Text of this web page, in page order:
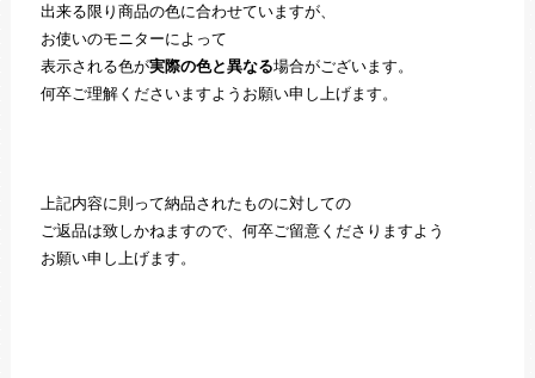
出来る限り商品の色に合わせていますが、
お使いのモニターによって
表示される色が実際の色と異なる場合がございます。
何卒ご理解くださいますようお願い申し上げます。
上記内容に則って納品されたものに対しての
ご返品は致しかねますので、何卒ご留意くださりますよう
お願い申し上げます。